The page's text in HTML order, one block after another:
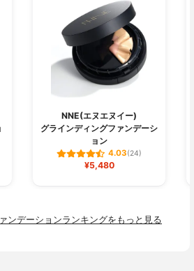
NNE(エヌエヌイー)
グラインディングファンデーシ
ョン
4.03(24)
¥5,480
ンデーションランキングをもっと見る